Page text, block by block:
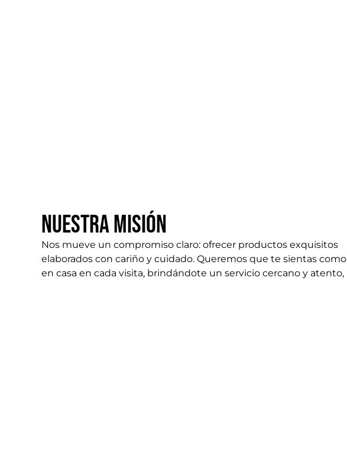
Nuestra misión
Nos mueve un compromiso claro: ofrecer productos exquisitos
elaborados con cariño y cuidado. Queremos que te sientas como
en casa en cada visita, brindándote un servicio cercano y atento,